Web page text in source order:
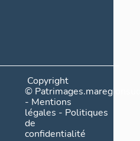
Copyright
©
- Mentions
légales - Politiques
de
confidentialité